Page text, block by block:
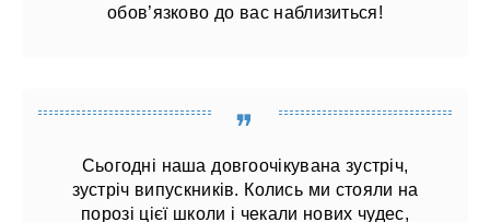
обов’язково до вас наблизиться!
Сьогодні наша довгоочікувана зустріч,
зустріч випускників. Колись ми стояли на
порозі цієї школи і чекали нових чудес,